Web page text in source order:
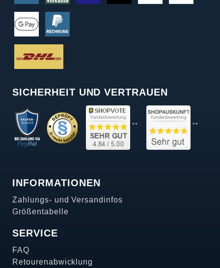
SICHERHEIT UND VERTRAUEN
** **
INFORMATIONEN
Zahlungs- und Versandinfos
Größentabelle
SERVICE
FAQ
Retourenabwicklung